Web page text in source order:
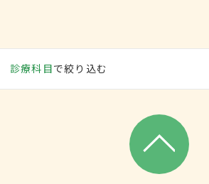
診療科目で絞り込む